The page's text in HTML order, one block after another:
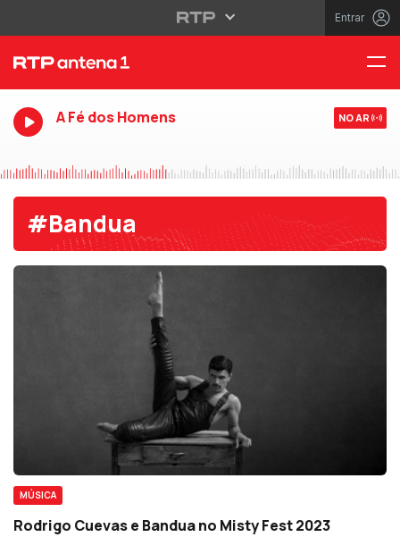
Entrar
A Fé dos Homens NO AR
#Bandua
MÚSICA
Rodrigo Cuevas e Bandua no Misty Fest 2023